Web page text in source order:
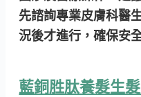
先諮詢專業皮膚科醫
況後才進行，確保安
藍銅胜肽養髮生